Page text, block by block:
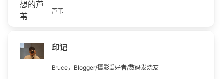
芦苇
印记
Bruce，Blogger/摄影爱好者/数码发烧友